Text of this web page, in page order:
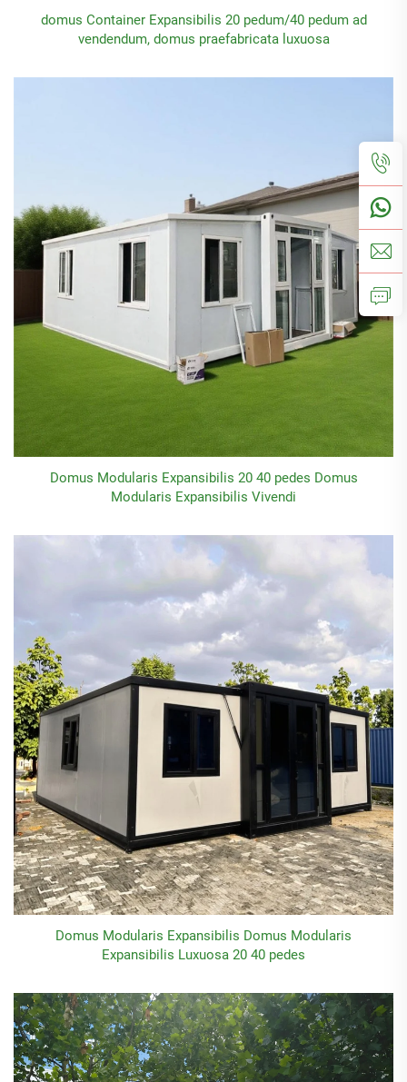
domus Container Expansibilis 20 pedum/40 pedum ad
vendendum, domus praefabricata luxuosa
Domus Modularis Expansibilis 20 40 pedes Domus
Modularis Expansibilis Vivendi
Domus Modularis Expansibilis Domus Modularis
Expansibilis Luxuosa 20 40 pedes